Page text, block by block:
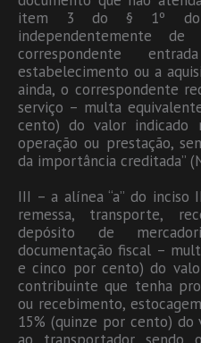
item 3 do § 1º do
independentemente
correspondente
estabelecimento ou a
ainda, o correspondente
serviço – multa
cento) do valor indicado
operação ou prestação,
da importância creditada”
III – a alínea “a” do inciso
remessa, transporte,
depósito de
documentação fiscal –
e cinco por cento) do
contribuinte que tenha
ou recebimento,
15% (quinze por cento) do